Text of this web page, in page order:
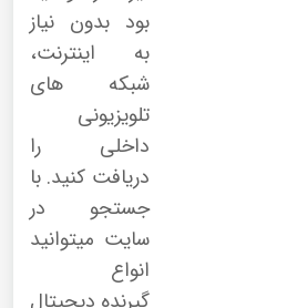
بود بدون نیاز
به اینترنت،
شبکه های
تلویزیونی
داخلی را
دریافت کنید. با
جستجو در
سایت میتوانید
انواع
گیرنده دیجیتال